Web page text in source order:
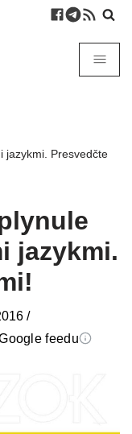
jazykmi. Presvedčte
jazykmi.
/
feedu